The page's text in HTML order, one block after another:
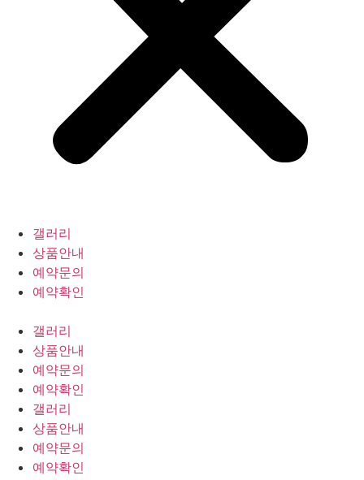
갤러리
상품안내
예약문의
예약확인
갤러리
상품안내
예약문의
예약확인
갤러리
상품안내
예약문의
예약확인